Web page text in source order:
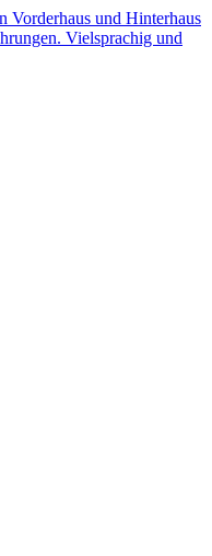
Vorderhaus und Hinterhaus
Vielsprachig und